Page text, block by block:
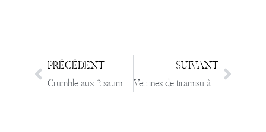
PRÉCÉDENT
Crumble aux 2 saumons et endives caramélisées
SUIVANT
Verrines de tiramisu à l’ananas